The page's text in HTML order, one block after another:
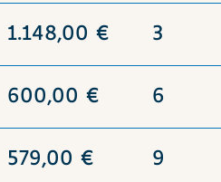
1.148,00 € 3
600,00 € 6
579,00 € 9